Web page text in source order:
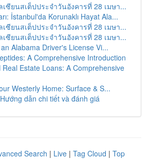
เซียนสเต็ปประจำวันอังคารที่ 28 เมษา...
İstanbul'da Korunaklı Hayat Ala...
เซียนสเต็ปประจำวันอังคารที่ 28 เมษา...
เซียนสเต็ปประจำวันอังคารที่ 28 เมษา...
Alabama Driver's License Vi...
A Comprehensive Introduction
Estate Loans: A Comprehensive
Westerly Home: Surface & S...
dẫn chi tiết và đánh giá
Search | Live | Tag Cloud | Top